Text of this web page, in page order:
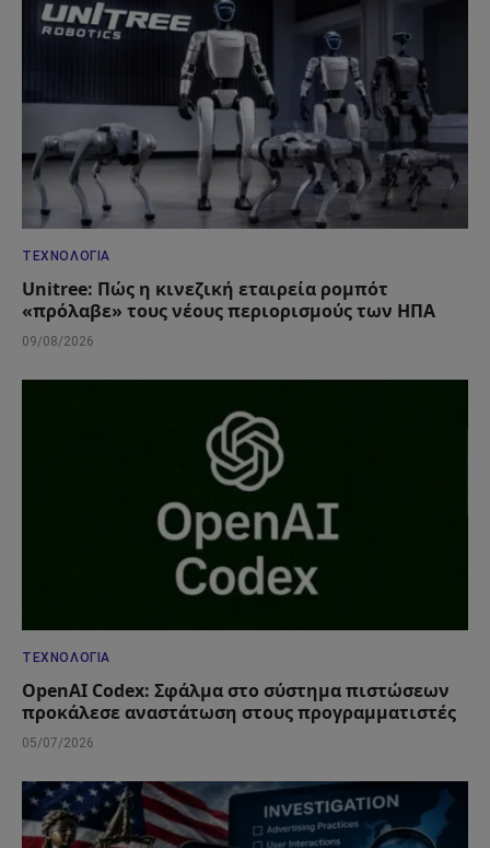
ΤΕΧΝΟΛΟΓΊΑ
Unitree: Πώς η κινεζική εταιρεία ρομπότ
«πρόλαβε» τους νέους περιορισμούς των ΗΠΑ
09/08/2026
ΤΕΧΝΟΛΟΓΊΑ
OpenAI Codex: Σφάλμα στο σύστημα πιστώσεων
προκάλεσε αναστάτωση στους προγραμματιστές
05/07/2026